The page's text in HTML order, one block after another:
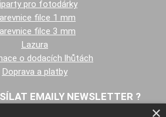
pro fotodárky
filce 1 mm
filce 3 mm
Lazura
o dodacích lhůtách
Doprava a platby
EMAILY NEWSLETTER ?
×